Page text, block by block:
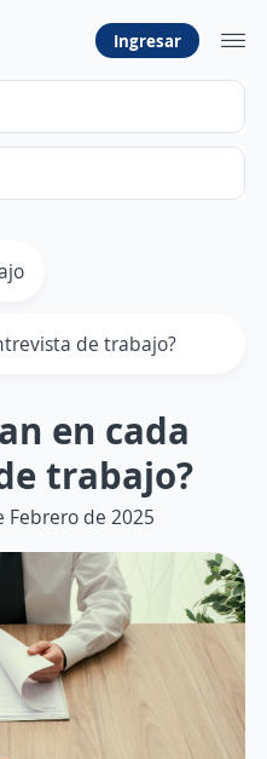
Ingresar
de trabajo?
en cada
trabajo?
Febrero de 2025